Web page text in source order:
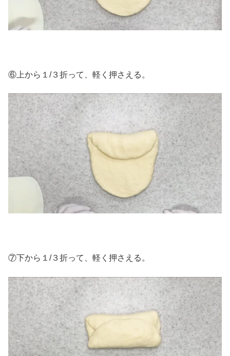
⑥上から１/３折って、軽く押さえる。
⑦下から１/３折って、軽く押さえる。